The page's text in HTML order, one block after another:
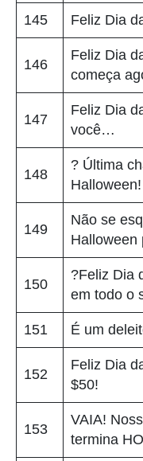
145 Feliz Dia
146
Feliz Dia
começa
147
Feliz Dia
você…
148
? Última
Halloween!
149
Não se
Halloween
150
?Feliz Dia
em todo o
151 É um
152
Feliz Dia
$50!
153
VAIA!
termina